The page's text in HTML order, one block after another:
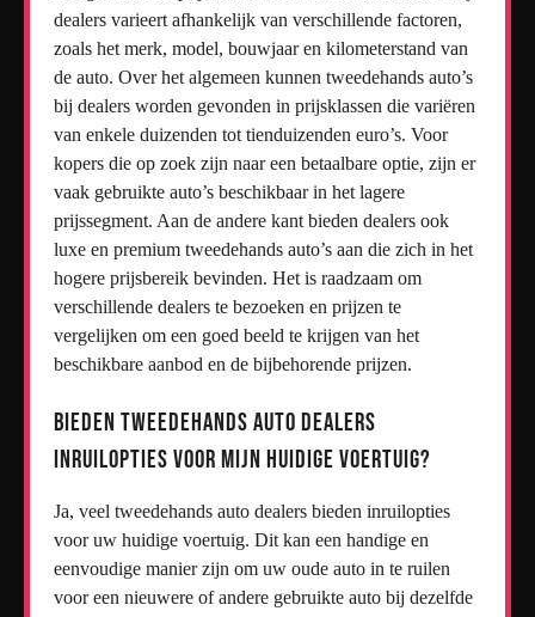
dealers varieert afhankelijk van verschillende factoren,
zoals het merk, model, bouwjaar en kilometerstand van
de auto. Over het algemeen kunnen tweedehands auto’s
bij dealers worden gevonden in prijsklassen die variëren
van enkele duizenden tot tienduizenden euro’s. Voor
kopers die op zoek zijn naar een betaalbare optie, zijn er
vaak gebruikte auto’s beschikbaar in het lagere
prijssegment. Aan de andere kant bieden dealers ook
luxe en premium tweedehands auto’s aan die zich in het
hogere prijsbereik bevinden. Het is raadzaam om
verschillende dealers te bezoeken en prijzen te
vergelijken om een goed beeld te krijgen van het
beschikbare aanbod en de bijbehorende prijzen.
Bieden tweedehands auto dealers
inruilopties voor mijn huidige voertuig?
Ja, veel tweedehands auto dealers bieden inruilopties
voor uw huidige voertuig. Dit kan een handige en
eenvoudige manier zijn om uw oude auto in te ruilen
voor een nieuwere of andere gebruikte auto bij dezelfde